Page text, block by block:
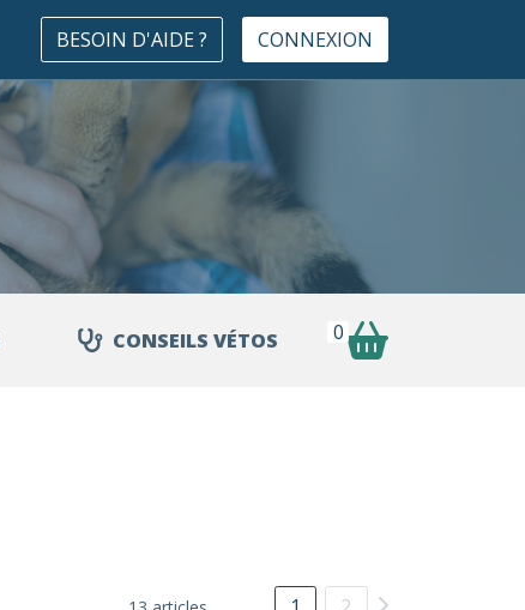
BESOIN D'AIDE ? CONNEXION
CONSEILS VÉTOS 0